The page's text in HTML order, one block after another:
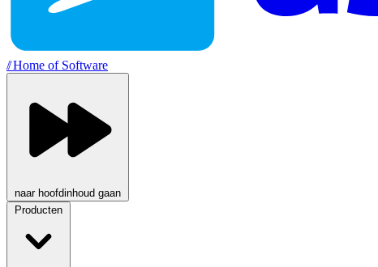
//Home of Software
naar hoofdinhoud gaan
Producten